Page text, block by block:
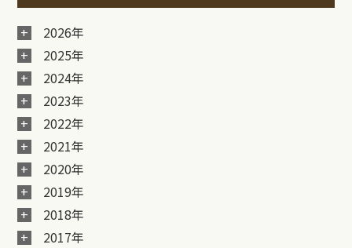
2026年
2025年
2024年
2023年
2022年
2021年
2020年
2019年
2018年
2017年